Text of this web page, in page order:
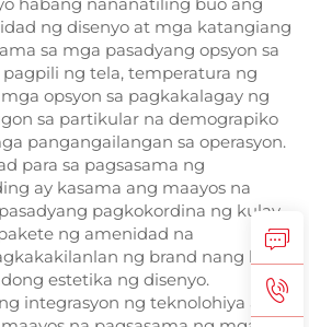
habang nananatiling buo ang
ng disenyo at mga katangiang
sa mga pasadyang opsyon sa
ng tela, temperatura ng
opsyon sa pagkakalagay ng
sa partikular na demograpiko
pangangailangan sa operasyon.
para sa pagsasama ng
ay kasama ang maayos na
pagkokordina ng kulay,
ng amenidad na
ng brand nang hindi
estetika ng disenyo.
integrasyon ng teknolohiya ay